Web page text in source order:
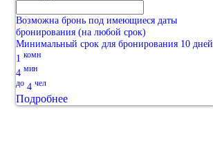
Возможна бронь под имеющиеся даты
бронирования (на любой срок)
Минимальный срок для бронирования 10 дней
1 комн
4 мин
до 4 чел
Подробнее